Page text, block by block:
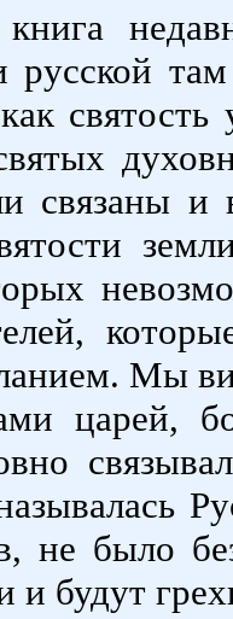
книга
русской
святость
связаны и
Мы
царей,
не было
и будут